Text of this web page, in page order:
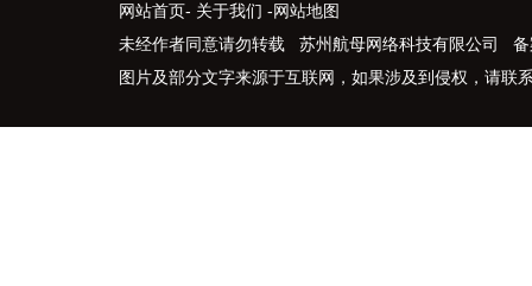
网站首页- 关于我们 -网站地图
未经作者同意请勿转载 苏州航母网络科技有限公司 备
图片及部分文字来源于互联网，如果涉及到侵权，请联